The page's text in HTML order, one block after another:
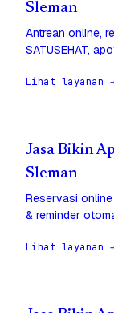
Sleman
Antrean online,
SATUSEHAT,
Lihat layanan
Jasa Bikin
Sleman
Reservasi
& reminder
Lihat layanan